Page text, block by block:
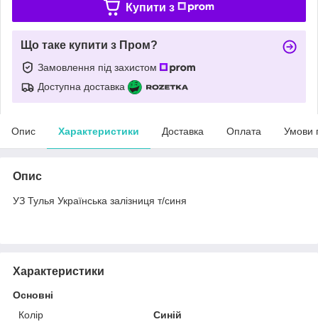
Купити з
Що таке купити з Пром?
Замовлення під захистом
Доступна доставка
Опис Характеристики Доставка Оплата Умови
Опис
УЗ Тулья Українська залізниця т/синя
Характеристики
Основні
Колір
Синій